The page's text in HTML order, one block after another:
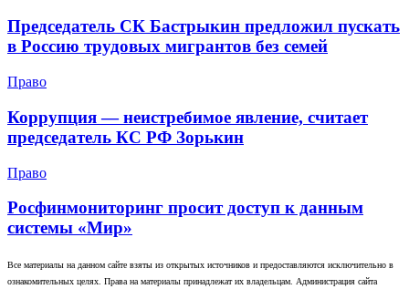
Председатель СК Бастрыкин предложил пускать
в Россию трудовых мигрантов без семей
Право
Коррупция — неистребимое явление, считает
председатель КС РФ Зорькин
Право
Росфинмониторинг просит доступ к данным
системы «Мир»
Все материалы на данном сайте взяты из открытых источников и предоставляются исключительно в
ознакомительных целях. Права на материалы принадлежат их владельцам. Администрация сайта